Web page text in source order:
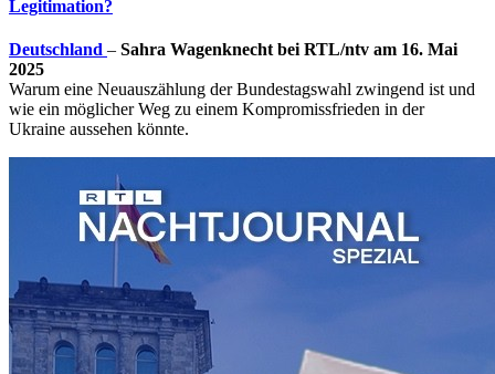
Legitimation?
Deutschland – Sahra Wagenknecht bei RTL/ntv am 16. Mai
2025
Warum eine Neuauszählung der Bundestagswahl zwingend ist und
wie ein möglicher Weg zu einem Kompromissfrieden in der
Ukraine aussehen könnte.